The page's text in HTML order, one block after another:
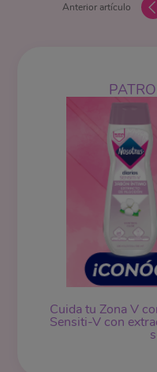
Anterior artículo
Cuida tu Zona V
Sensiti-V con